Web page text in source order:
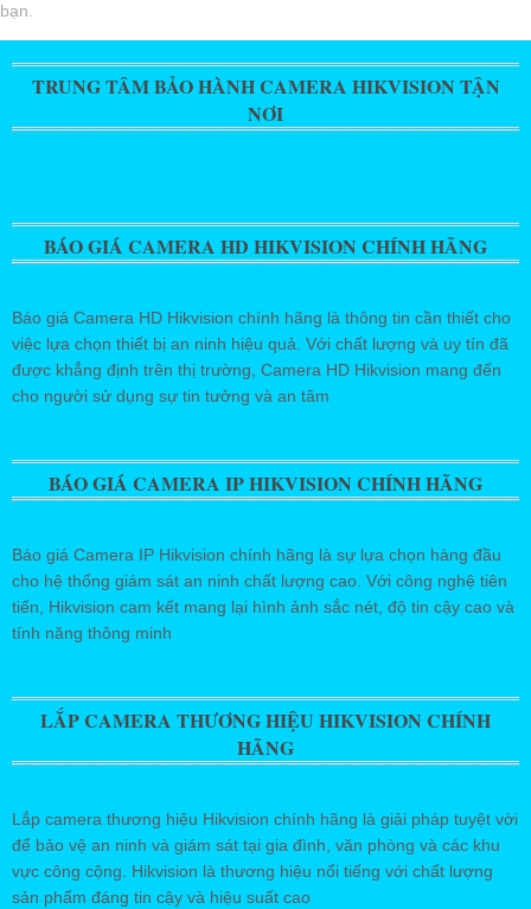
bạn.
TRUNG TÂM BẢO HÀNH CAMERA HIKVISION TẬN
NƠI
BÁO GIÁ CAMERA HD HIKVISION CHÍNH HÃNG
Báo giá Camera HD Hikvision chính hãng là thông tin cần thiết cho
việc lựa chọn thiết bị an ninh hiệu quả. Với chất lượng và uy tín đã
được khẳng định trên thị trường, Camera HD Hikvision mang đến
cho người sử dụng sự tin tưởng và an tâm
BÁO GIÁ CAMERA IP HIKVISION CHÍNH HÃNG
Báo giá Camera IP Hikvision chính hãng là sự lựa chọn hàng đầu
cho hệ thống giám sát an ninh chất lượng cao. Với công nghệ tiên
tiến, Hikvision cam kết mang lại hình ảnh sắc nét, độ tin cậy cao và
tính năng thông minh
LẮP CAMERA THƯƠNG HIỆU HIKVISION CHÍNH
HÃNG
Lắp camera thương hiệu Hikvision chính hãng là giải pháp tuyệt vời
để bảo vệ an ninh và giám sát tại gia đình, văn phòng và các khu
vực công cộng. Hikvision là thương hiệu nổi tiếng với chất lượng
sản phẩm đáng tin cậy và hiệu suất cao